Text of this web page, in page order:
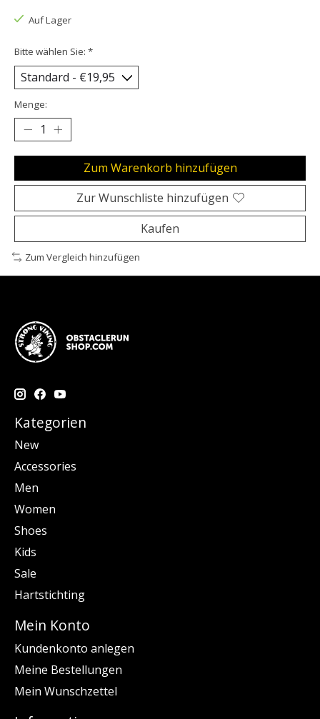
Auf Lager
Bitte wählen Sie: *
Menge:
Zum Warenkorb hinzufügen
Zur Wunschliste hinzufügen
Kaufen
Zum Vergleich hinzufügen
Kategorien
New
Accessories
Men
Women
Shoes
Kids
Sale
Hartstichting
Mein Konto
Kundenkonto anlegen
Meine Bestellungen
Mein Wunschzettel